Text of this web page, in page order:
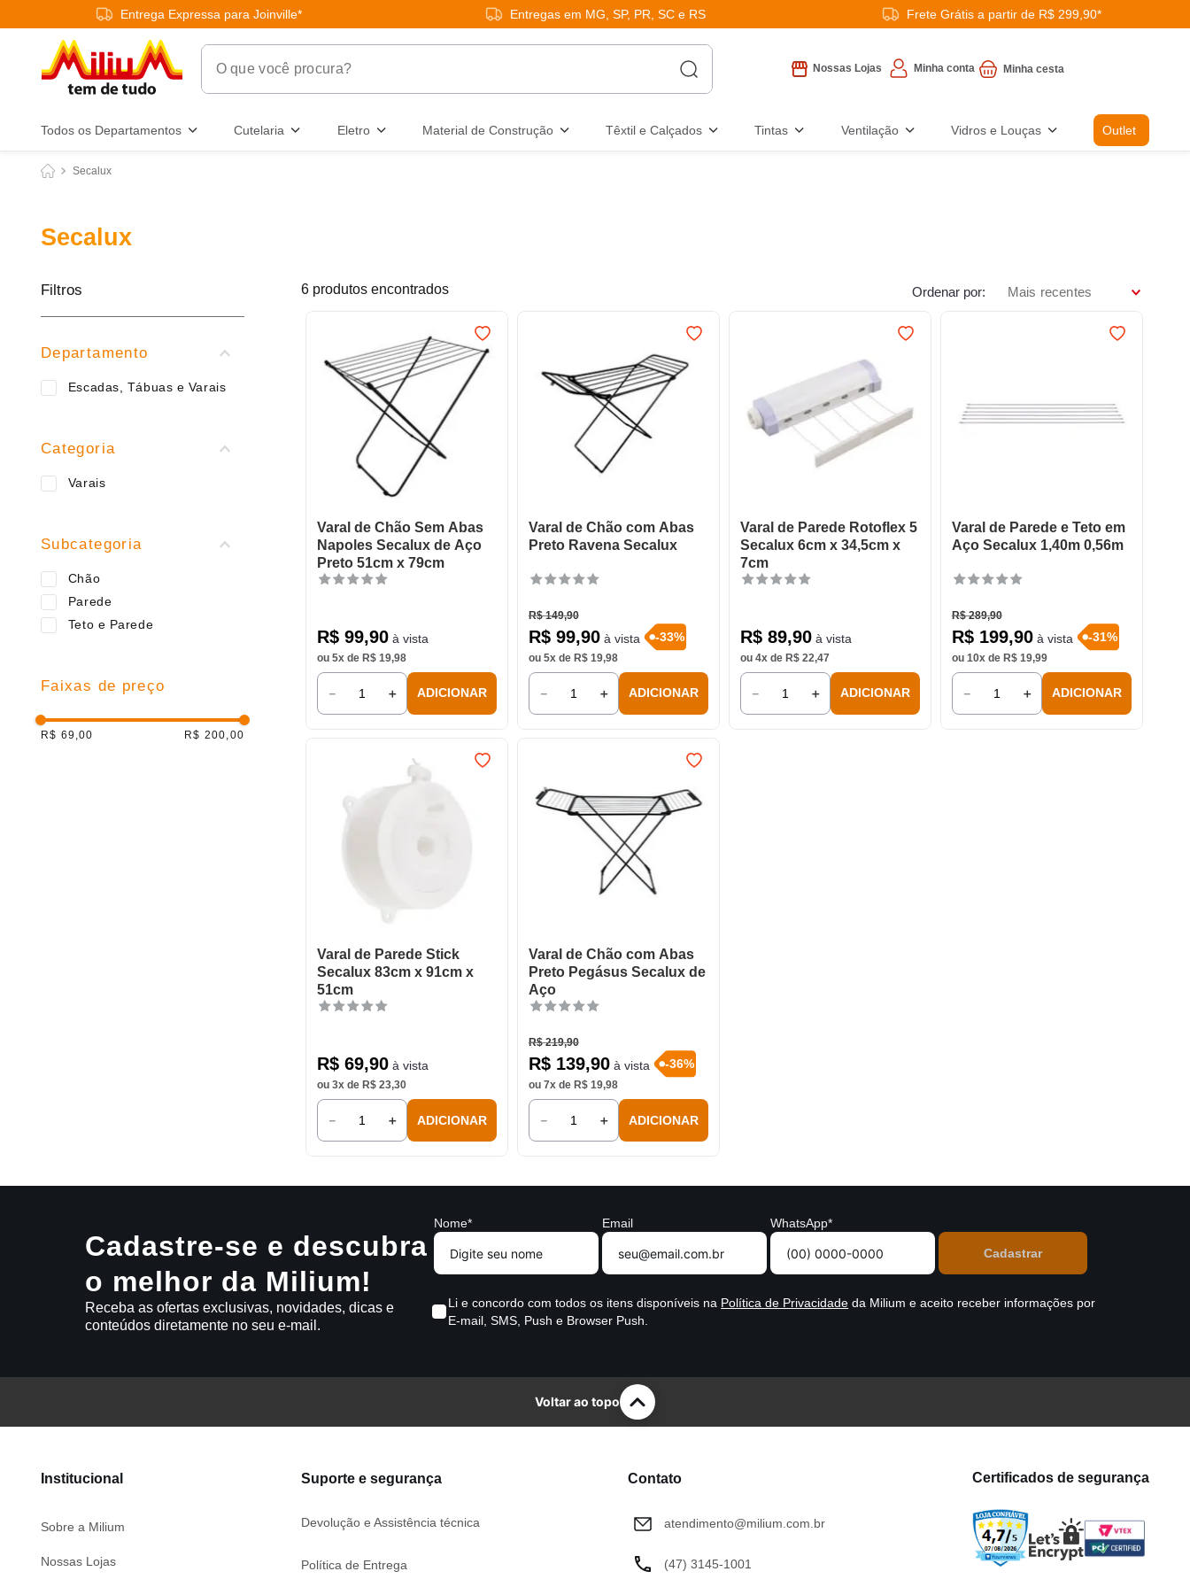
Entrega Expressa para Joinville* Entregas em MG, SP, PR, SC e RS Frete Grátis a partir de R$ 299,90*
O que você procura?
Nossas Lojas Minha conta
Todos os Departamentos Cutelaria Eletro Material de Construção Têxtil e Calçados Tintas Ventilação Vidros e Louças Outlet
Secalux
Secalux
Filtros
Departamento
Escadas, Tábuas e Varais
Categoria
Varais
Subcategoria
Chão
Parede
Teto e Parede
Faixas de preço
R$ 69,00 R$ 200,00
6 produtos Ordenar por Mais recentes
Varal de Chão Sem Abas
Napoles Secalux de Aço
Preto 51cm x 79cm
R$ 99,90à vista
ou 5x de R$ 19,98
＋
－ ADICIONAR
Varal de Chão com Abas
Preto Ravena Secalux
R$ 149,90
R$ 99,90à vista -33%
ou 5x de R$ 19,98
＋
－ ADICIONAR
Varal de Parede Rotoflex 5
Secalux 6cm x 34,5cm x
7cm
R$ 89,90à vista
ou 4x de R$ 22,47
＋
－ ADICIONAR
Varal de Parede e Teto em
Aço Secalux 1,40m 0,56m
R$ 289,90
R$ 199,90à vista -31%
ou 10x de R$ 19,99
＋
－ ADICIONAR
Varal de Parede Stick
Secalux 83cm x 91cm x
51cm
R$ 69,90à vista
ou 3x de R$ 23,30
＋
－ ADICIONAR
Varal de Chão com Abas
Preto Pegásus Secalux de
Aço
R$ 219,90
R$ 139,90à vista -36%
ou 7x de R$ 19,98
＋
－ ADICIONAR
Cadastre-se e descubra
o melhor da Milium!
Receba as ofertas exclusivas, novidades, dicas e
conteúdos diretamente no seu e-mail.
Nome* Email WhatsApp*
Li e concordo com todos os itens disponíveis na Política de Privacidade da Milium e aceito receber informações por
E-mail, SMS, Push e Browser Push.
Voltar ao topo
Institucional
Sobre a Milium
Nossas Lojas
Suporte e segurança
Devolução e Assistência técnica
Política de Entrega
Contato
atendimento@milium.com.br
(47) 3145-1001
Certificados de segurança